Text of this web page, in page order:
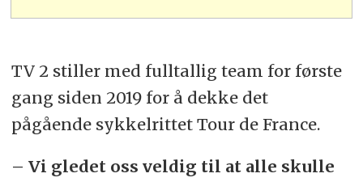
TV 2 stiller med fulltallig team for første
gang siden 2019 for å dekke det
pågående sykkelrittet Tour de France.
– Vi gledet oss veldig til at alle skulle